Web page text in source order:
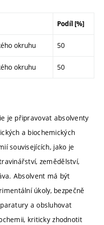
Podíl [%]
okruhu 50
okruhu 50
je připravovat absolventy
a biochemických
souvisejících, jako je
zemědělství,
Absolvent má být
úkoly, bezpečně
a obsluhovat
kriticky zhodnotit